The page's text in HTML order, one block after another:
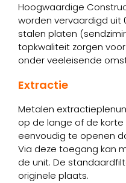
Hoogwaardige
worden vervaardigd uit
stalen platen
topkwaliteit zorgen
onder veeleisende
Extractie
Metalen
op de lange of de korte
eenvoudig te openen
Via deze toegang kan
de unit. De
originele plaats.